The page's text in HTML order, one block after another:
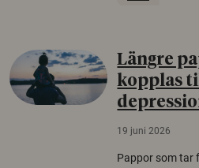
Längre
kopplas
19 juni 2026
Pappor som tar